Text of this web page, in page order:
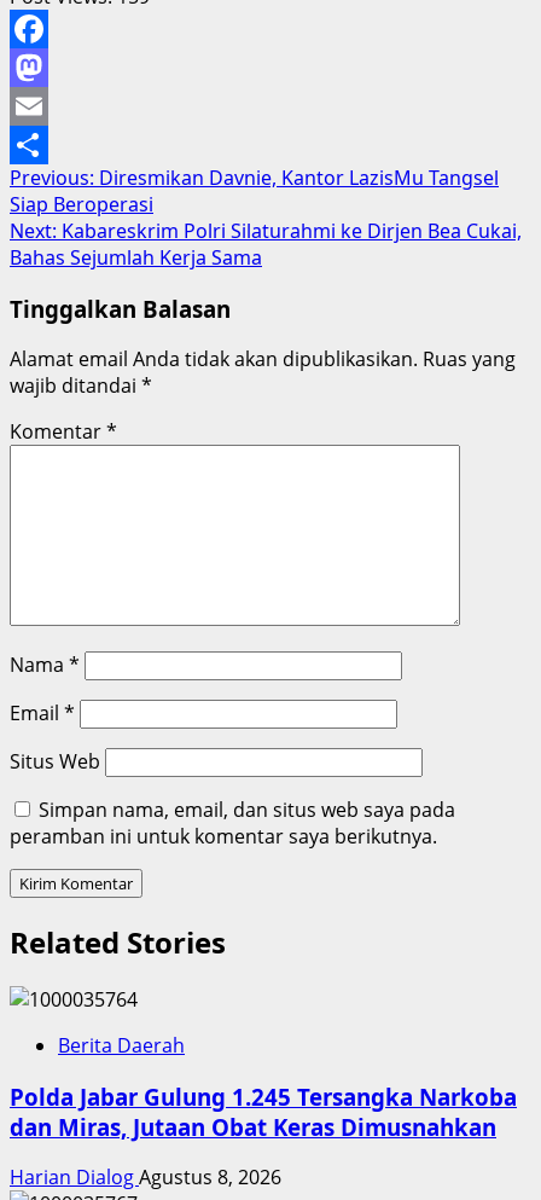
Facebook
Mastodon
Email
Share
Post
navigation
Previous: Diresmikan Davnie, Kantor LazisMu Tangsel
Siap Beroperasi
Next: Kabareskrim Polri Silaturahmi ke Dirjen Bea Cukai,
Bahas Sejumlah Kerja Sama
Tinggalkan Balasan
Alamat email Anda tidak akan dipublikasikan. Ruas yang
wajib ditandai *
Komentar*
Nama *
Email *
Situs Web
Simpan nama, email, dan situs web saya pada
peramban ini untuk komentar saya berikutnya.
Related Stories
Berita Daerah
Polda Jabar Gulung 1.245 Tersangka Narkoba
dan Miras, Jutaan Obat Keras Dimusnahkan
Harian DialogAgustus 8, 2026